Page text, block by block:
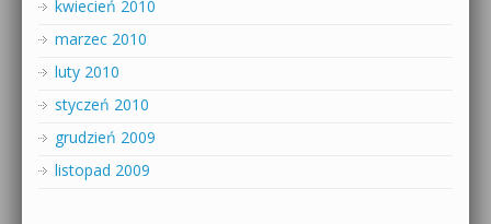
kwiecień 2010
marzec 2010
luty 2010
styczeń 2010
grudzień 2009
listopad 2009